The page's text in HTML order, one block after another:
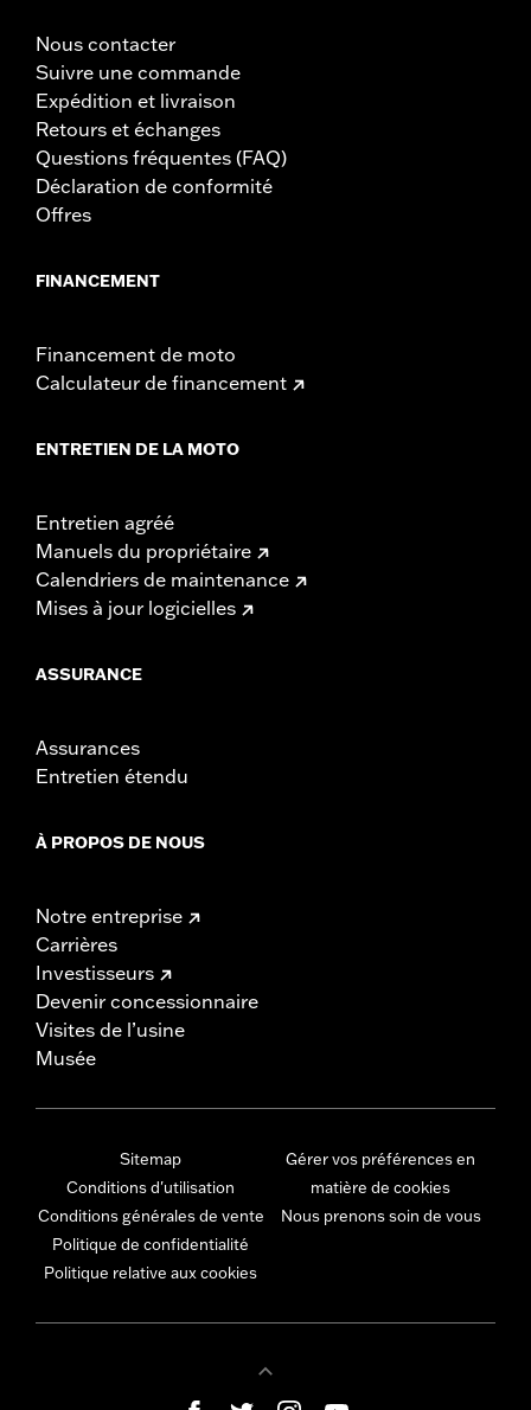
Nous contacter
Suivre une commande
Expédition et livraison
Retours et échanges
Questions fréquentes (FAQ)
Déclaration de conformité
Offres
FINANCEMENT
Financement de moto
Calculateur de financement
ENTRETIEN DE LA MOTO
Entretien agréé
Manuels du propriétaire
Calendriers de maintenance
Mises à jour logicielles
ASSURANCE
Assurances
Entretien étendu
À PROPOS DE NOUS
Notre entreprise
Carrières
Investisseurs
Devenir concessionnaire
Visites de l’usine
Musée
Sitemap
Conditions d'utilisation
Conditions générales de vente
Politique de confidentialité
Politique relative aux cookies
Gérer vos préférences en
matière de cookies
Nous prenons soin de vous